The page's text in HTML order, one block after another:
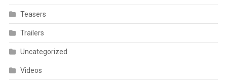
Teasers
Trailers
Uncategorized
Videos